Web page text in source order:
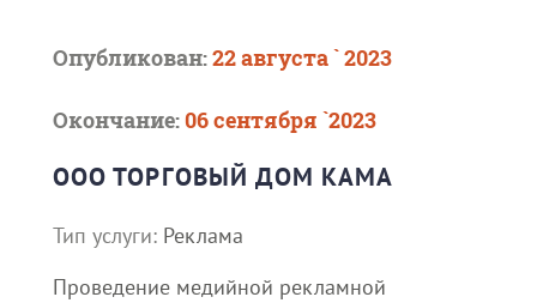
Опубликован:22 августа ` 2023
Окончание:06 сентября `2023
ООО ТОРГОВЫЙ ДОМ КАМА
Тип услуги: Реклама
Проведение медийной рекламной